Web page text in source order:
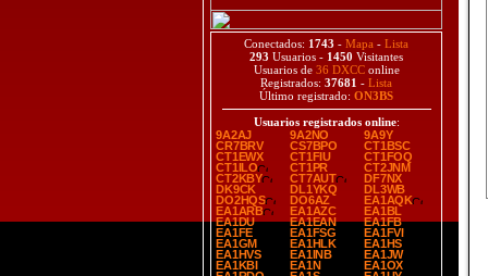
Conectados: 1743 - Mapa - Lista
293 Usuarios - 1450 Visitantes
Usuarios de 36 DXCConline
Registrados: 37681 - Lista
Último registrado: ON3BS
Usuarios registrados online:
9A2AJ
9A2NO
9A9Y
CR7BRV
CS7BPO
CT1BSC
CT1EWX
CT1FIU
CT1FOQ
CT1ILO
CT1PR
CT2JNM
CT2KBY
CT7AUT
DF7NX
DK9CK
DL1YKQ
DL3WB
DO2HQS
DO6AZ
EA1AQK
EA1ARB
EA1AZC
EA1BL
EA1DU
EA1EAN
EA1FB
EA1FE
EA1FSG
EA1FVI
EA1GM
EA1HLK
EA1HS
EA1HVS
EA1INB
EA1JW
EA1KBI
EA1N
EA1OX